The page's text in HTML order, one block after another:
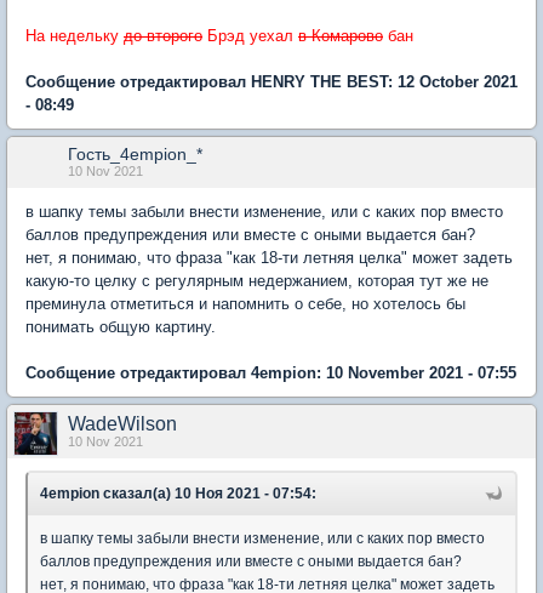
На недельку до второго Брэд уехал в Комарово бан
Сообщение отредактировал HENRY THE BEST: 12 October 2021
- 08:49
Гость_4empion_*
10 Nov 2021
в шапку темы забыли внести изменение, или с каких пор вместо
баллов предупреждения или вместе с оными выдается бан?
нет, я понимаю, что фраза "как 18-ти летняя целка" может задеть
какую-то целку с регулярным недержанием, которая тут же не
преминула отметиться и напомнить о себе, но хотелось бы
понимать общую картину.
Сообщение отредактировал 4empion: 10 November 2021 - 07:55
WadeWilson
10 Nov 2021
4empion сказал(а) 10 Ноя 2021 - 07:54:
в шапку темы забыли внести изменение, или с каких пор вместо
баллов предупреждения или вместе с оными выдается бан?
нет, я понимаю, что фраза "как 18-ти летняя целка" может задеть